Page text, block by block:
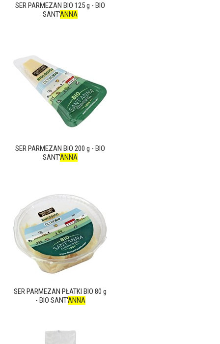
SER PARMEZAN BIO 125 g - BIO
SANT'ANNA
SER PARMEZAN BIO 200 g - BIO
SANT'ANNA
SER PARMEZAN PŁATKI BIO 80 g
- BIO SANT'ANNA